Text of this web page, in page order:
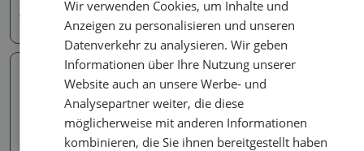
11.95 €
Wir verwenden Cookies, um Inhalte und
Anzeigen zu personalisieren und unseren
Datenverkehr zu analysieren. Wir geben
Informationen über Ihre Nutzung unserer
Website auch an unsere Werbe- und
Analysepartner weiter, die diese
möglicherweise mit anderen Informationen
kombinieren, die Sie ihnen bereitgestellt haben